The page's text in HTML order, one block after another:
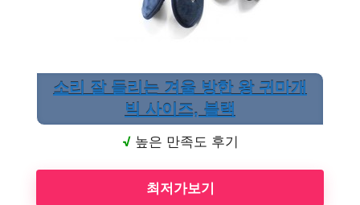
소리 잘 들리는 겨울 방한 왕 귀마개
빅 사이즈, 블랙
√높은 만족도 후기
최저가보기